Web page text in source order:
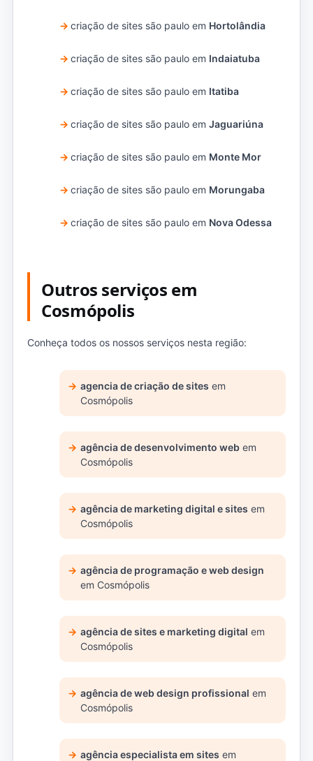
criação de sites são paulo em Hortolândia
criação de sites são paulo em Indaiatuba
criação de sites são paulo em Itatiba
criação de sites são paulo emJaguariúna
criação de sites são paulo em Monte Mor
criação de sites são paulo em Morungaba
criação de sites são paulo em Nova Odessa
Outros serviços em
Cosmópolis
Conheça todos os nossos serviços nesta região:
agencia de criação de sites em
Cosmópolis
agência de desenvolvimento web em
Cosmópolis
agência de marketing digital e sites em
Cosmópolis
agência de programação e web design
em Cosmópolis
agência de sites e marketing digital em
Cosmópolis
agência de web design profissional em
Cosmópolis
agência especialista em sites em